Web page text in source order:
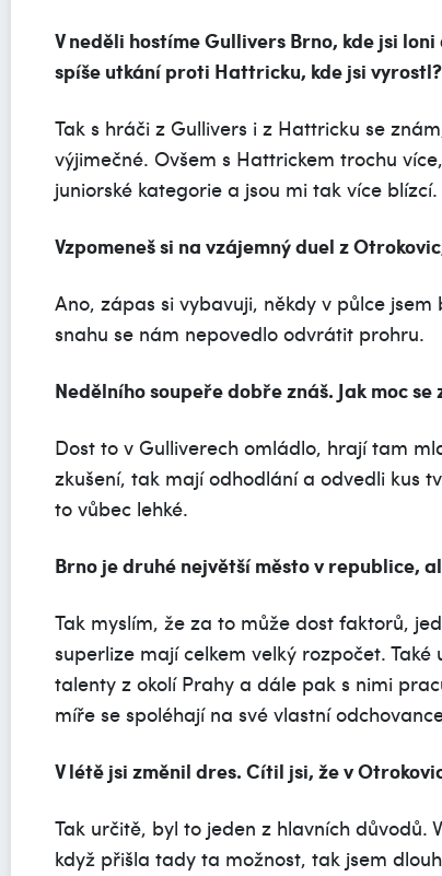
V neděli hostíme Gullivers Brno, kde jsi
spíše utkání proti Hattricku, kde jsi vyrostl?
Tak s hráči z Gullivers i z Hattricku se
výjimečné. Ovšem s Hattrickem trochu
juniorské kategorie a jsou mi tak více blízcí.
Vzpomeneš si na vzájemný duel z
Ano, zápas si vybavuji, někdy v půlce
snahu se nám nepovedlo odvrátit prohru.
Nedělního soupeře dobře znáš. Jak moc
Dost to v Gulliverech omládlo, hrají tam
zkušení, tak mají odhodlání a odvedli kus
to vůbec lehké.
Brno je druhé největší město v republice,
Tak myslím, že za to může dost faktorů,
superlize mají celkem velký rozpočet.
talenty z okolí Prahy a dále pak s nimi
míře se spoléhají na své vlastní
V létě jsi změnil dres. Cítil jsi, že v
Tak určitě, byl to jeden z hlavních důvodů.
když přišla tady ta možnost, tak jsem